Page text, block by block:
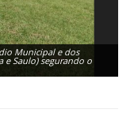
Municipal e dos
e Saulo) segurando o